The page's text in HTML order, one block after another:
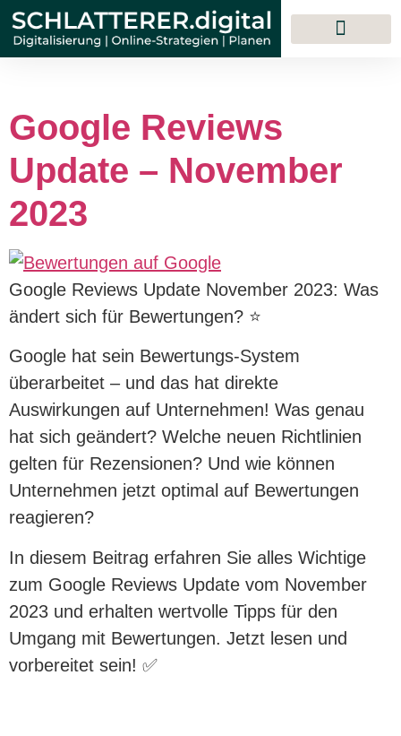
Google Reviews
Update – November
2023
Google Reviews Update November 2023: Was
ändert sich für Bewertungen? ⭐
Google hat sein Bewertungs-System
überarbeitet – und das hat direkte
Auswirkungen auf Unternehmen! Was genau
hat sich geändert? Welche neuen Richtlinien
gelten für Rezensionen? Und wie können
Unternehmen jetzt optimal auf Bewertungen
reagieren?
In diesem Beitrag erfahren Sie alles Wichtige
zum Google Reviews Update vom November
2023 und erhalten wertvolle Tipps für den
Umgang mit Bewertungen. Jetzt lesen und
vorbereitet sein! ✅